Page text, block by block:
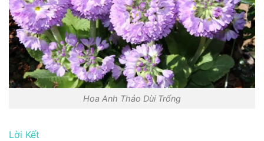
Hoa Anh Thảo Dùi Trống
Lời Kết